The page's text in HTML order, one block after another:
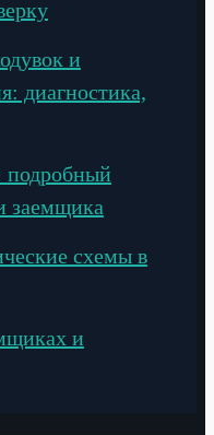
и
диагностика,
подробный
заемщика
схемы в
и